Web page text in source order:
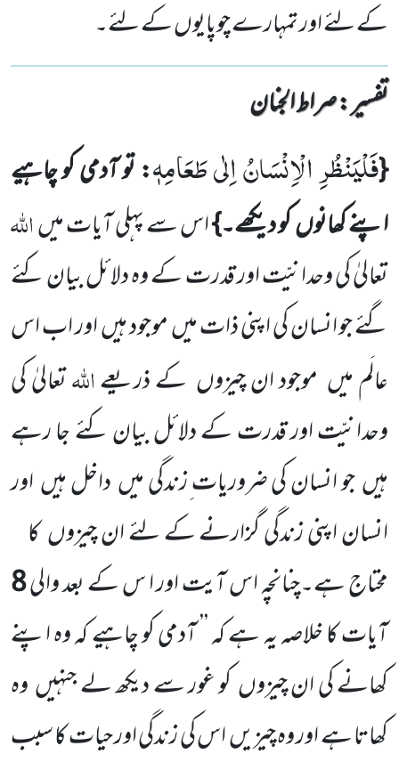
کے لئے اور تمہارے چوپایوں کے لئے۔
تفسیر : ‎صراط الجنان
{فَلْیَنْظُرِ الْاِنْسَانُ اِلٰى طَعَامِهٖ: تو آدمی کو چاہیے
اپنے کھانوںکو دیکھے۔}اس سے پہلی آیات میںاللّٰہ
تعالیٰ کیوحدانیّت اور قدرت کے وہ دلائل بیان کئے
گئے جو انسان کی اپنی ذات میںموجود ہیںاور اب اس
عالَم میں موجود انچیزوں کے ذریعےاللّٰہتعالیٰ کی
وحدانیّتاور قدرت کے دلائل بیان کئے جا رہے
ہیںجو انسان کی ضروریات ِزندگیمیںداخل ہیںاور
انسان اپنی زندگی گزارنے کے لئے ان چیزوںکا
محتاج ہے۔چنانچہ اس آیت اور ا س کے بعد والی8
آیات کا خلاصہ یہ ہے کہ ’’ آدمی کو چاہیے کہ وہ اپنے
کھانے کی ان چیزوںکو غور سے دیکھ لے جنہیںوہ
کھاتا ہے اور وہچیزیںاس کی زندگی اور حیات کا سبب